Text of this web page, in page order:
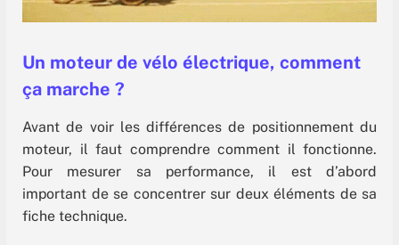
Un moteur de vélo électrique, comment
ça marche ?
Avant de voir les différences de positionnement du
moteur, il faut comprendre comment il fonctionne.
Pour mesurer sa performance, il est d’abord
important de se concentrer sur deux éléments de sa
fiche technique.